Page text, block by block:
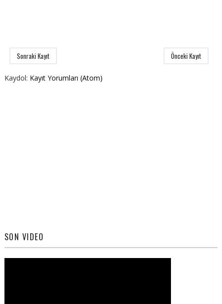
Sonraki Kayıt Önceki Kayıt
Kaydol: Kayıt Yorumları (Atom)
SON VIDEO